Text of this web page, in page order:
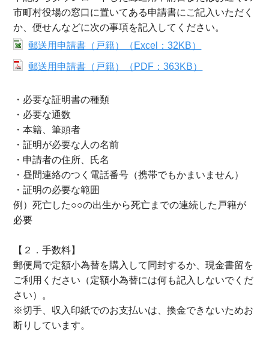
市町村役場の窓口に置いてある申請書にご記入いただく
か、便せんなどに次の事項を記入してください。
郵送用申請書（戸籍）（Excel：32KB）
郵送用申請書（戸籍）（PDF：363KB）
・必要な証明書の種類
・必要な通数
・本籍、筆頭者
・証明が必要な人の名前
・申請者の住所、氏名
・昼間連絡のつく電話番号（携帯でもかまいません）
・証明の必要な範囲
例）死亡した○○の出生から死亡までの連続した戸籍が
必要
【２．手数料】
郵便局で定額小為替を購入して同封するか、現金書留を
ご利用ください（定額小為替には何も記入しないでくだ
さい）。
※切手、収入印紙でのお支払いは、換金できないためお
断りしています。